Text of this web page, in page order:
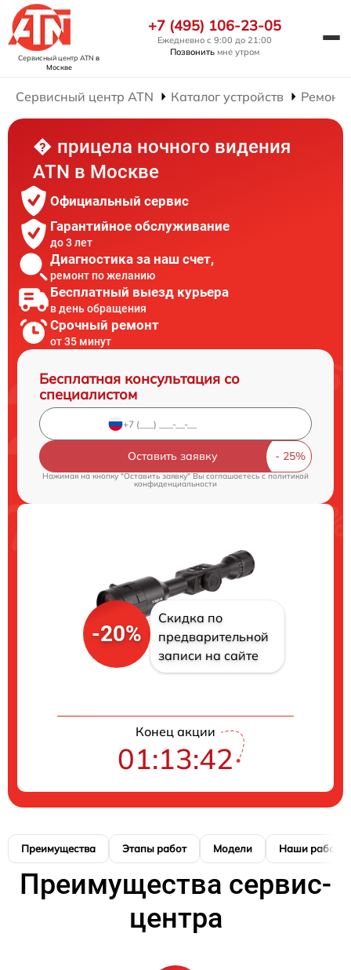
Сервисный центр ATN в
Москве
+7 (495) 106-23-05
Ежедневно с 9:00 до 21:00
Позвонить мне утром
Сервисный центр ATN Каталог устройств Ремонт
� прицела ночного видения
ATN в Москве
Официальный сервис
Гарантийное обслуживание
до 3 лет
Диагностика за наш счет,
ремонт по желанию
Бесплатный выезд курьера
в день обращения
Срочный ремонт
от 35 минут
Бесплатная консультация со
специалистом
Оставить заявку
Нажимая на кнопку "Оставить заявку" Вы соглашаетесь cполитикой
конфиденциальности
-20%
Скидка по
предварительной
записи на сайте
Конец акции
01:13:41
Преимущества Этапы работ Модели Наши работы
Преимущества сервис-
центра